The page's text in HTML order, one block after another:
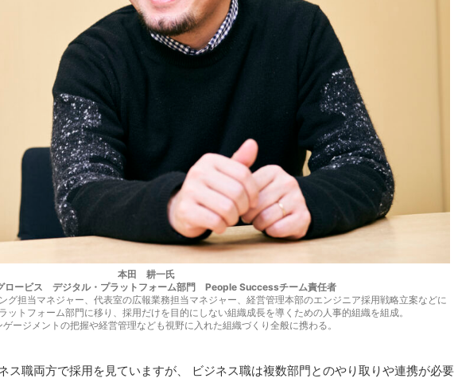
本田 耕一氏
ロービス デジタル・プラットフォーム部門 People Successチーム責任者
グ担当マネジャー、代表室の広報業務担当マネジャー、経営管理本部のエンジニア採用戦略立案などに
ットフォーム部門に移り、採用だけを目的にしない組織成長を導くための人事的組織を組成。
ゲージメントの把握や経営管理なども視野に入れた組織づくり全般に携わる。
ス職両方で採用を見ていますが、 ビジネス職は複数部門とのやり取りや連携が必要